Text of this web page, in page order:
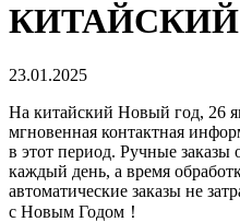
23.01.2025
На китайский Новый год, 26
мгновенная контактная
в этот период. Ручные заказы
каждый день, а время
автоматические заказы не
с Новым Годом！